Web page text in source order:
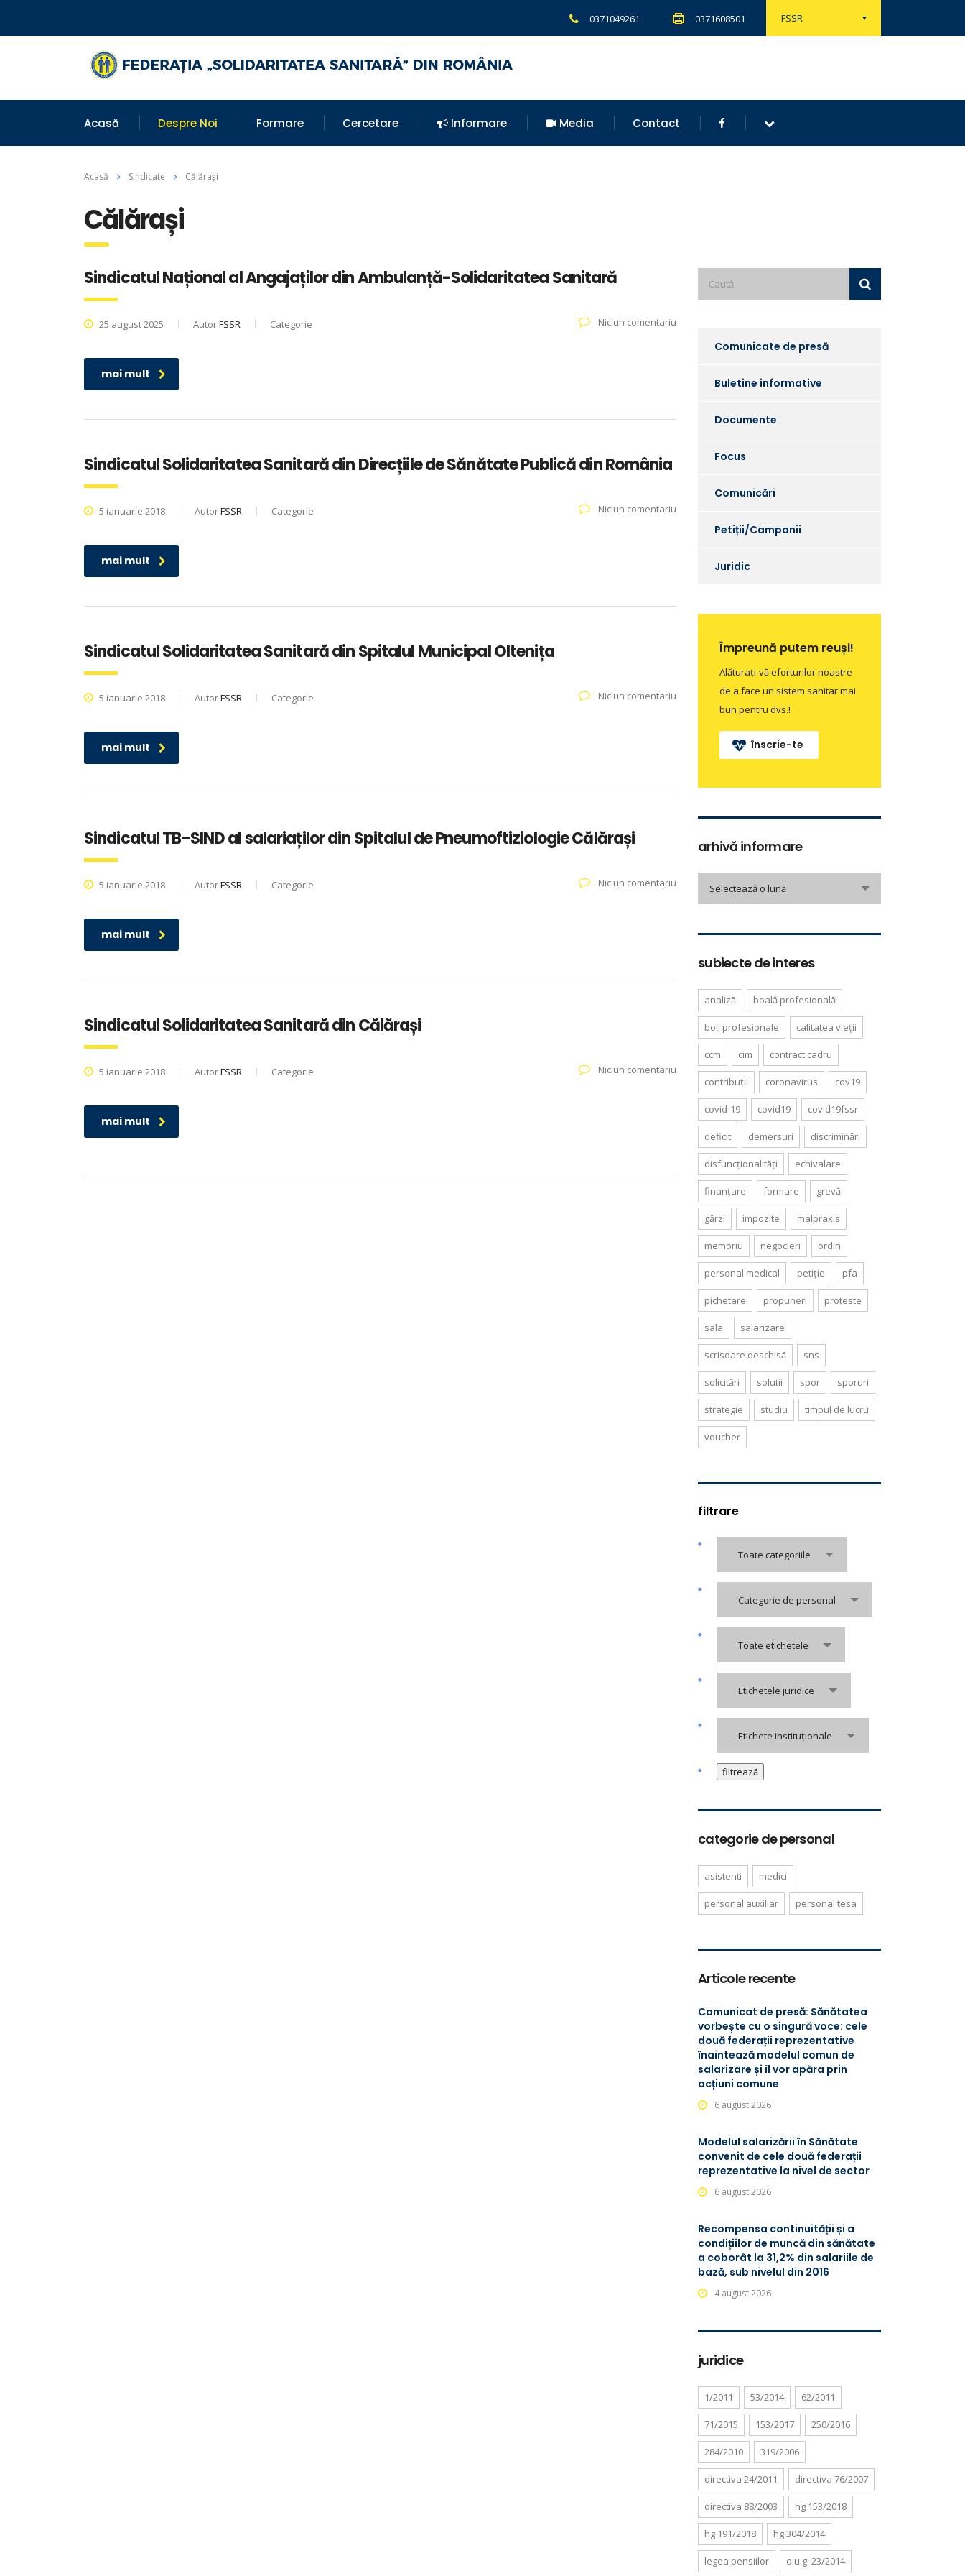
FSSR
0371049261 0371608501
Acasă Despre Noi Formare Cercetare Informare Media Contact
Acasă Sindicate Călărași
Călărași
Sindicatul Național al Angajaților din Ambulanță-Solidaritatea Sanitară
25 august 2025 AutorFSSR Categorie Niciun comentariu
mai mult
Sindicatul Solidaritatea Sanitară din Direcțiile de Sănătate Publică din România
5 ianuarie 2018 AutorFSSR Categorie Niciun comentariu
mai mult
Sindicatul Solidaritatea Sanitară din Spitalul Municipal Oltenița
5 ianuarie 2018 AutorFSSR Categorie Niciun comentariu
mai mult
Sindicatul TB-SIND al salariaților din Spitalul de Pneumoftiziologie Călărași
5 ianuarie 2018 AutorFSSR Categorie Niciun comentariu
mai mult
Sindicatul Solidaritatea Sanitară din Călărași
5 ianuarie 2018 AutorFSSR Categorie Niciun comentariu
mai mult
Comunicate de presă
Buletine informative
Documente
Focus
Comunicări
Petiții/Campanii
Juridic
Împreună putem reuși!
Alăturați-vă eforturilor noastre
de a face un sistem sanitar mai
bun pentru dvs.!
înscrie-te
arhivă informare
informare
Selectează o lună
subiecte de interes
analiză boală profesională
boli profesionale calitatea vieții
ccm cim contract cadru
contribuții coronavirus cov19
covid-19 covid19 covid19fssr
deficit demersuri discriminări
disfuncționalități echivalare
finanțare formare grevă
gărzi impozite malpraxis
memoriu negocieri ordin
personal medical petiție pfa
pichetare propuneri proteste
sala salarizare
scrisoare deschisă sns
solicitări solutii spor sporuri
strategie studiu timpul de lucru
voucher
filtrare
Toate categoriile
Categorie de personal
Toate etichetele
Etichetele juridice
Etichete instituționale
categorie de personal
asistenti medici
personal auxiliar personal tesa
Articole recente
Comunicat de presă: Sănătatea
vorbește cu o singură voce: cele
două federații reprezentative
înaintează modelul comun de
salarizare și îl vor apăra prin
acțiuni comune
6 august 2026
Modelul salarizării în Sănătate
convenit de cele două federații
reprezentative la nivel de sector
6 august 2026
Recompensa continuității și a
condițiilor de muncă din sănătate
a coborât la 31,2% din salariile de
bază, sub nivelul din 2016
4 august 2026
juridice
1/2011 53/2014 62/2011
71/2015 153/2017 250/2016
284/2010 319/2006
directiva 24/2011 directiva 76/2007
directiva 88/2003 hg 153/2018
hg 191/2018 hg 304/2014
legea pensiilor o.u.g. 23/2014